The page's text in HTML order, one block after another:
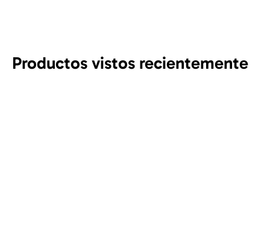
Productos vistos recientemente